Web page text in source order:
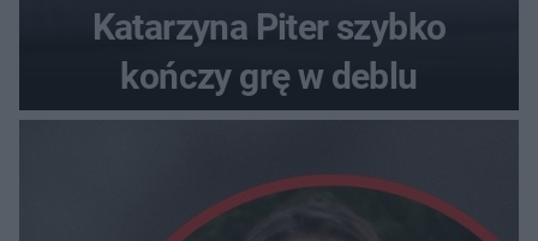
Katarzyna Piter szybko
kończy grę w deblu